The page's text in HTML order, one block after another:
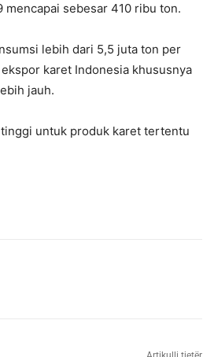
mencapai sebesar 410 ribu ton.
lebih dari 5,5 juta ton per
karet Indonesia khususnya
jauh.
untuk produk karet tertentu